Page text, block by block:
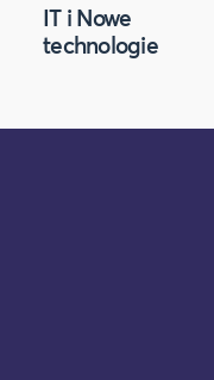
IT i Nowe
technologie